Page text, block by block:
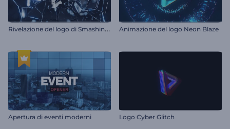
R
ivelazione del logo di Smashing Glass Animazione del logo Neon Blaze
Apertura di eventi moderni Logo Cyber Glitch